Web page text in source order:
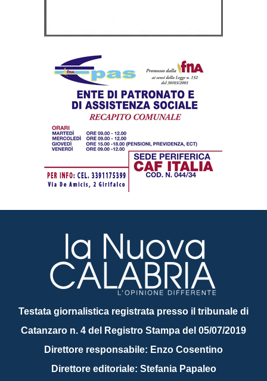
Testata giornalistica registrata presso il tribunale di
Catanzaro n. 4 del Registro Stampa del 05/07/2019
Direttore responsabile: Enzo Cosentino
Direttore editoriale: Stefania Papaleo